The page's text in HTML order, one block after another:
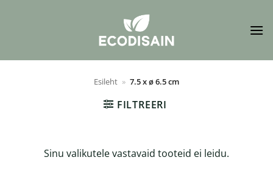
Esileht » 7.5 x ø 6.5 cm
FILTREERI
Sinu valikutele vastavaid tooteid ei leidu.